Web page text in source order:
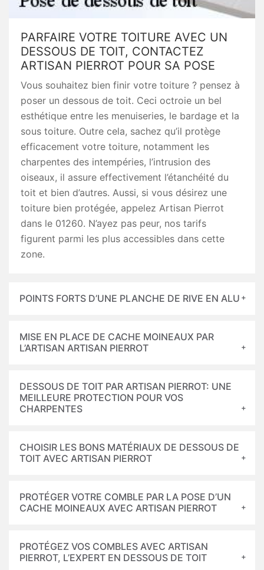
PARFAIRE VOTRE TOITURE AVEC UN
DESSOUS DE TOIT, CONTACTEZ
ARTISAN PIERROT POUR SA POSE
Vous souhaitez bien finir votre toiture ? pensez à
poser un dessous de toit. Ceci octroie un bel
esthétique entre les menuiseries, le bardage et la
sous toiture. Outre cela, sachez qu’il protège
efficacement votre toiture, notamment les
charpentes des intempéries, l’intrusion des
oiseaux, il assure effectivement l’étanchéité du
toit et bien d’autres. Aussi, si vous désirez une
toiture bien protégée, appelez Artisan Pierrot
dans le 01260. N’ayez pas peur, nos tarifs
figurent parmi les plus accessibles dans cette
zone.
POINTS FORTS D’UNE PLANCHE DE RIVE EN ALU
MISE EN PLACE DE CACHE MOINEAUX PAR
L’ARTISAN ARTISAN PIERROT
DESSOUS DE TOIT PAR ARTISAN PIERROT: UNE
MEILLEURE PROTECTION POUR VOS
CHARPENTES
CHOISIR LES BONS MATÉRIAUX DE DESSOUS DE
TOIT AVEC ARTISAN PIERROT
PROTÉGER VOTRE COMBLE PAR LA POSE D’UN
CACHE MOINEAUX AVEC ARTISAN PIERROT
PROTÉGEZ VOS COMBLES AVEC ARTISAN
PIERROT, L’EXPERT EN DESSOUS DE TOIT